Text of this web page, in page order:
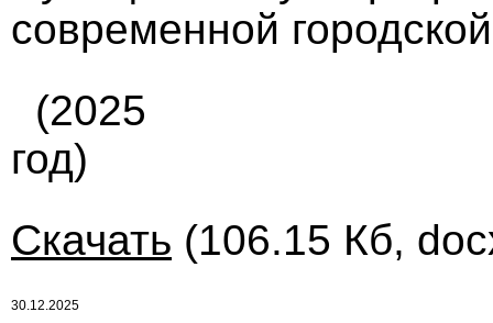
современной
(2025
год)
Скачать (106.15 Кб,
30.12.2025